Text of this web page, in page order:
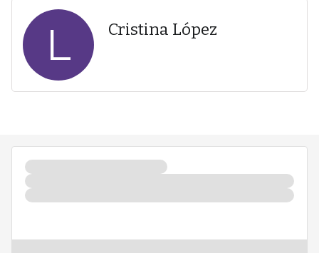
L Cristina López